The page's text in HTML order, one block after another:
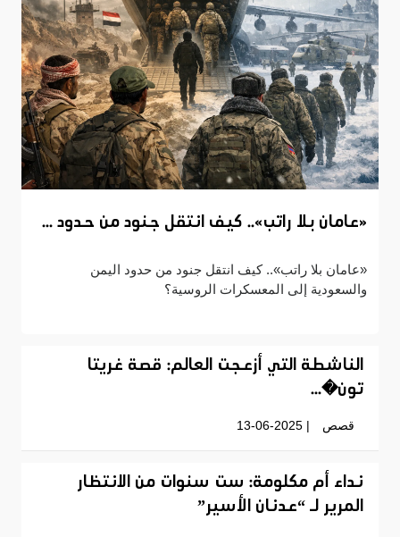
«عامان بلا راتب».. كيف انتقل جنود من حدود ...
«عامان بلا راتب».. كيف انتقل جنود من حدود اليمن
والسعودية إلى المعسكرات الروسية؟
الناشطة التي أزعجت العالم: قصة غريتا
تون�...
قصص | 13-06-2025
نداء أم مكلومة: ست سنوات من الانتظار
المرير لـ “عدنان الأسير”